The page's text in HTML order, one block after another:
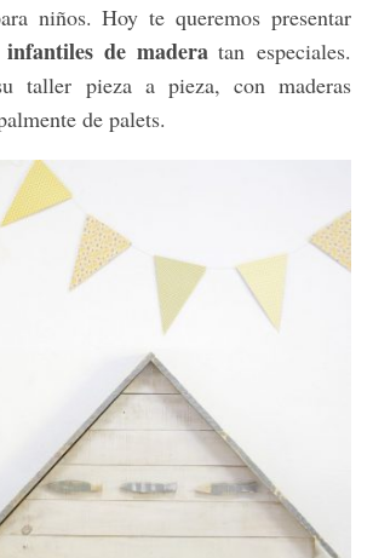
niños. Hoy te queremos presentar
infantiles de maderatan especiales.
taller pieza a pieza, con maderas
de palets.